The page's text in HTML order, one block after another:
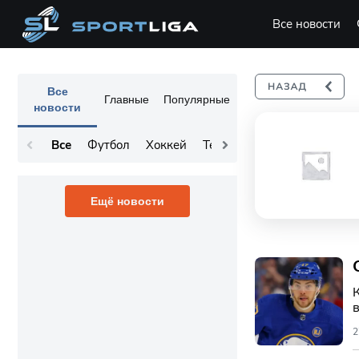
Все новости
Все
новости
Главные Популярные
Все Футбол Хоккей Теннис
Ещё новости